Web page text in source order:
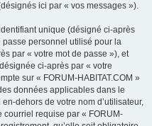
ici par « vos messages »).
unique (désigné ci-après
passe personnel utilisé pour la
par « votre mot de passe »), et
ci-après par « votre
sur « FORUM-HABITAT.COM »
données applicables dans le
dehors de votre nom d’utilisateur,
courriel requise par « FORUM-